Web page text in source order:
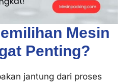
Mesin
Penting?
jantung dari proses